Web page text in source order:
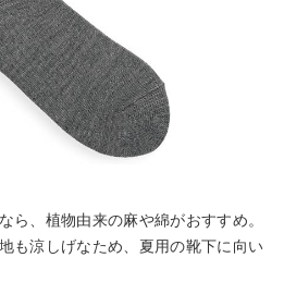
ら、植物由来の麻や綿がおすすめ。
も涼しげなため、夏用の靴下に向い